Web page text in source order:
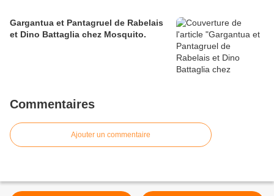
Gargantua et Pantagruel de Rabelais
et Dino Battaglia chez Mosquito.
Commentaires
Ajouter un commentaire